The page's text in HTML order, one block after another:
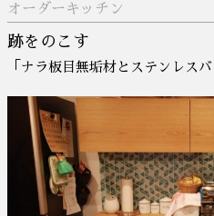
オーダーキッチン
跡をのこす
「ナラ板目無垢材とステンレス